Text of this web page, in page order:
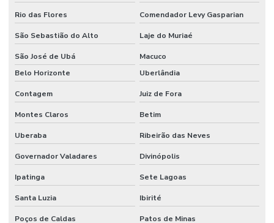
Rio das Flores Comendador Levy Gasparian
São Sebastião do Alto Laje do Muriaé
São José de Ubá
Macuco
Belo Horizonte
Uberlândia
Contagem Juiz de Fora
Montes Claros Betim
Uberaba Ribeirão das Neves
Governador Valadares Divinópolis
Ipatinga Sete Lagoas
Santa Luzia Ibirité
Poços de Caldas Patos de Minas